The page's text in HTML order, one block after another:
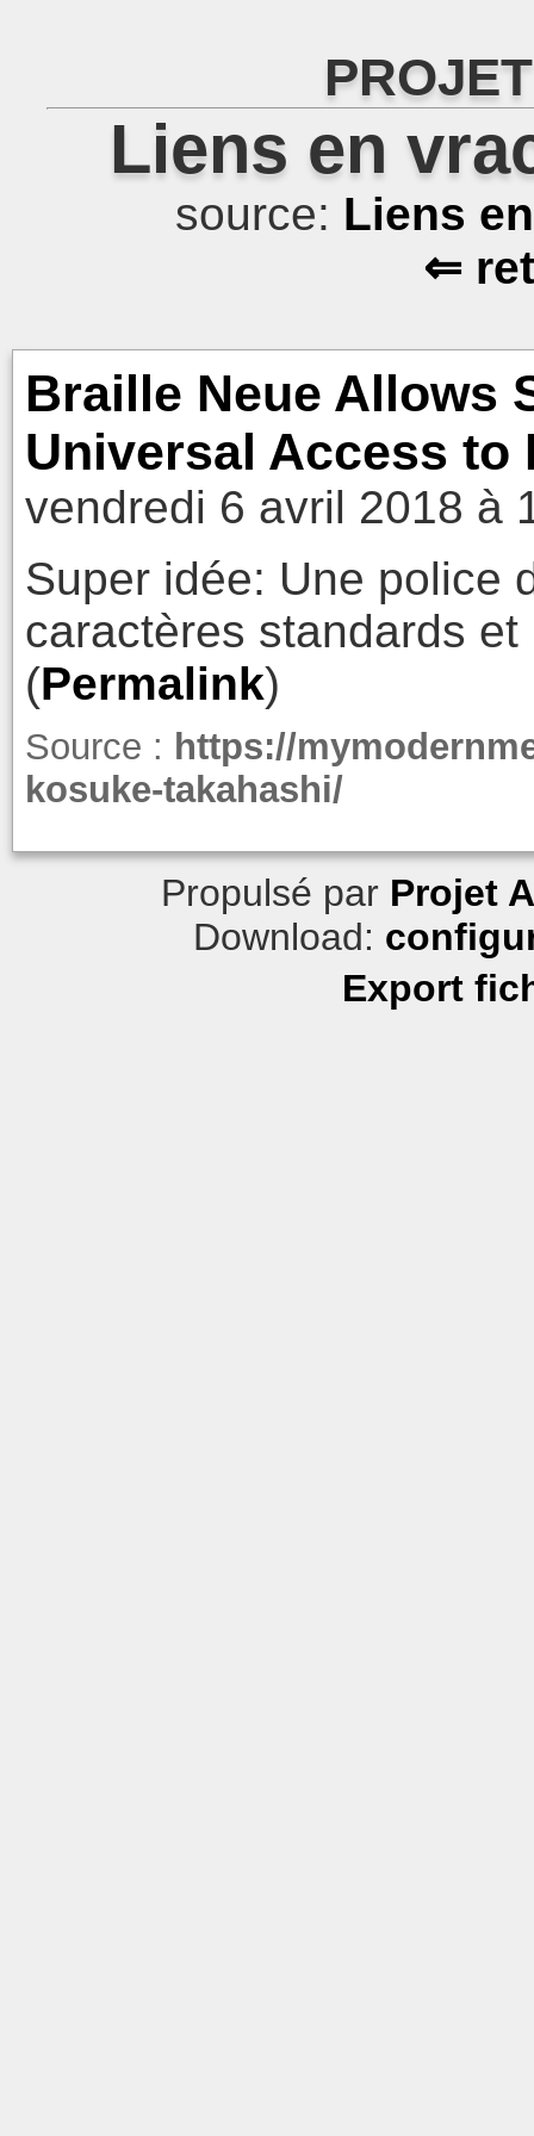
Liens en
source: Liens
⇐
Braille Neue Allows
Universal Access to
vendredi 6 avril 2018 à
Super idée: Une police
caractères standards et
(Permalink)
Source : https://
kosuke-takahashi/
Propulsé par Projet
Download:
Export